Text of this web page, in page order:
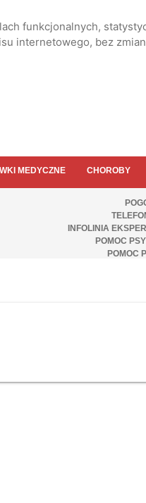
funkcjonalnych,
internetowego, bez
MEDYCZNE CHOROBY
INFOLINIA
POMOC
POMOC